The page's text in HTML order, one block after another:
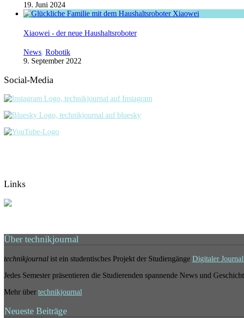
19. Juni 2024
Xiaowei - der neue Haushaltsroboter
News, Robotik
9. September 2022
Social-Media
Links
Über technikjournal
technikjournal ist ein studentisches Projekt der Studiengänge Digitaler
Jedes Semester präsentieren die Studierenden spannende News und
Mehr über technikjournal
Neueste Beiträge